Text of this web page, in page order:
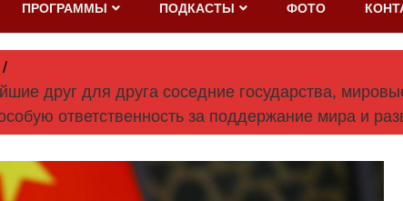
ПРОГРАММЫ ПОДКАСТЫ ФОТО
друг для друга соседние государства,
ответственность за поддержание мира и